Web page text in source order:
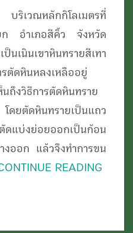
HISTORICAL
QUARRY)
ริเวณหลักกิโลเมตรที่
ก อำเภอสีคิ้ว จังหวัด
เนินเขาหินทรายสีเทา
ตัดหินหลงเหลืออยู่
นถึงวิธีการตัดหินทราย
ยตัดหินทรายเป็นแถว
งย่อยออกเป็นก้อน
ออก แล้วจึงทำการขน
READING